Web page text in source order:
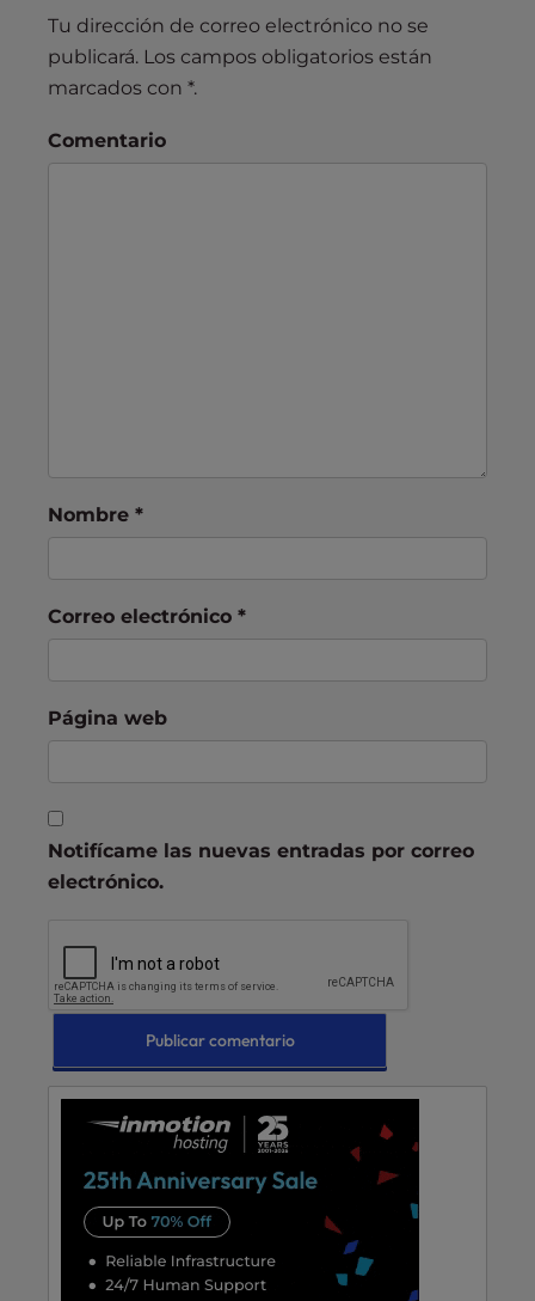
Tu dirección de correo electrónico no se
publicará. Los campos obligatorios están
marcados con *.
Comentario
Nombre *
Correo electrónico *
Página web
Notifícame las nuevas entradas por correo
electrónico.